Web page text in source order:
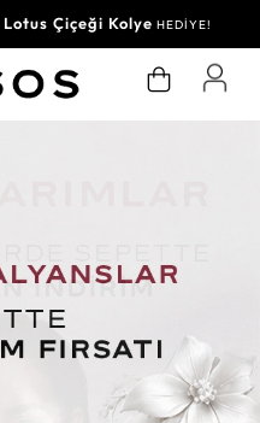
Lotus Çiçeği Kolye HEDİYE!